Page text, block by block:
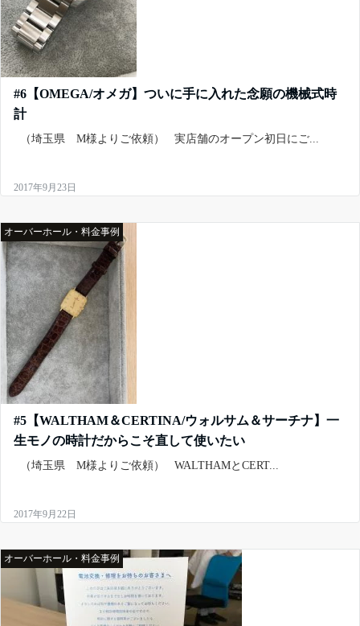
#6【OMEGA/オメガ】ついに手に入れた念願の機械式時
計
（埼玉県 M様よりご依頼） 実店舗のオープン初日にご...
2017年9月23日
オーバーホール・料金事例
#5【WALTHAM＆CERTINA/ウォルサム＆サーチナ】一
生モノの時計だからこそ直して使いたい
（埼玉県 M様よりご依頼） WALTHAMとCERT...
2017年9月22日
オーバーホール・料金事例